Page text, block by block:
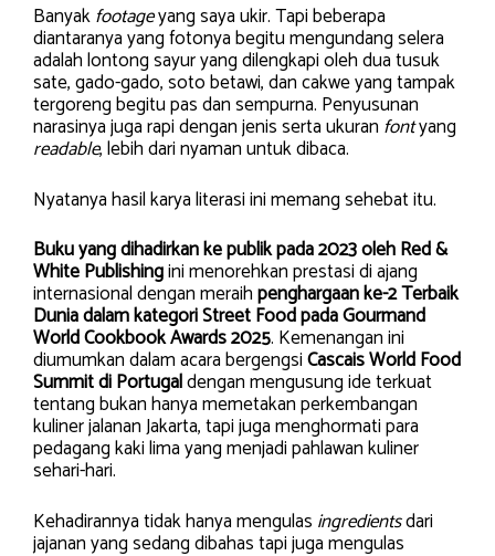
Banyakfootageyang saya ukir. Tapi beberapa
diantaranya yang fotonya begitu mengundang selera
adalah lontong sayur yang dilengkapi oleh dua tusuk
sate, gado-gado, soto betawi, dan cakwe yang tampak
tergoreng begitu pas dan sempurna. Penyusunan
narasinya juga rapi dengan jenis serta ukuran fontyang
readable, lebih dari nyaman untuk dibaca.
Nyatanya hasil karya literasi ini memang sehebat itu.
Buku yang dihadirkan ke publik pada 2023 oleh Red &
White Publishingini menorehkan prestasi di ajang
internasional dengan meraihpenghargaan ke-2 Terbaik
Dunia dalam kategori Street Food pada Gourmand
World Cookbook Awards 2025. Kemenangan ini
diumumkan dalam acara bergengsiCascais World Food
Summit di Portugaldengan mengusung ide terkuat
tentang bukan hanya memetakan perkembangan
kuliner jalanan Jakarta, tapi juga menghormati para
pedagang kaki lima yang menjadi pahlawan kuliner
sehari-hari.
Kehadirannya tidak hanya mengulas ingredientsdari
jajanan yang sedang dibahas tapi juga mengulas